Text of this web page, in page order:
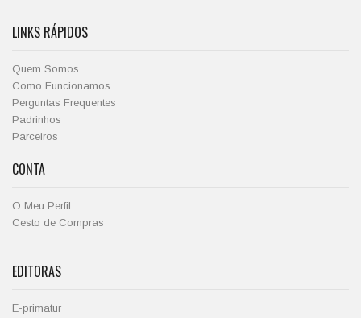
LINKS RÁPIDOS
Quem Somos
Como Funcionamos
Perguntas Frequentes
Padrinhos
Parceiros
CONTA
O Meu Perfil
Cesto de Compras
EDITORAS
E-primatur